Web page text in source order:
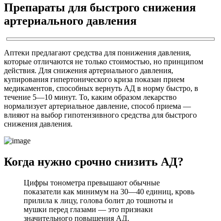
Препараты для быстрого снижения
артериального давления
Аптеки предлагают средства для понижения давления,
которые отличаются не только стоимостью, но принципом
действия. Для снижения артериального давления,
купирования гипертонического криза показан прием
медикаментов, способных вернуть АД в норму быстро, в
течение 5—10 минут. То, каким образом лекарство
нормализует артериальное давление, способ приема —
влияют на выбор гипотензивного средства для быстрого
снижения давления.
Когда нужно срочно снизить АД?
Цифры тонометра превышают обычные
показатели как минимум на 30—40 единиц, кровь
прилила к лицу, голова болит до тошноты и
мушки перед глазами — это признаки
значительного повышения АД.